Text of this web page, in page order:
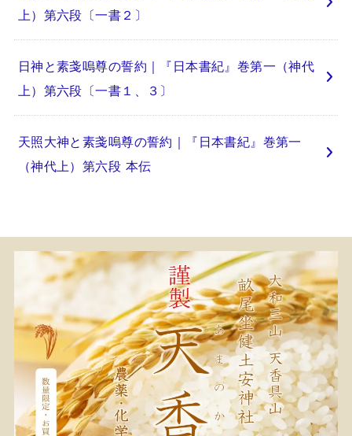
上）第六段〔一書２〕
日神と素戔嗚尊の誓約｜『日本書紀』巻第一（神代
上）第六段〔一書１、３〕
天照大神と素戔嗚尊の誓約｜『日本書紀』巻第一
（神代上）第六段 本伝